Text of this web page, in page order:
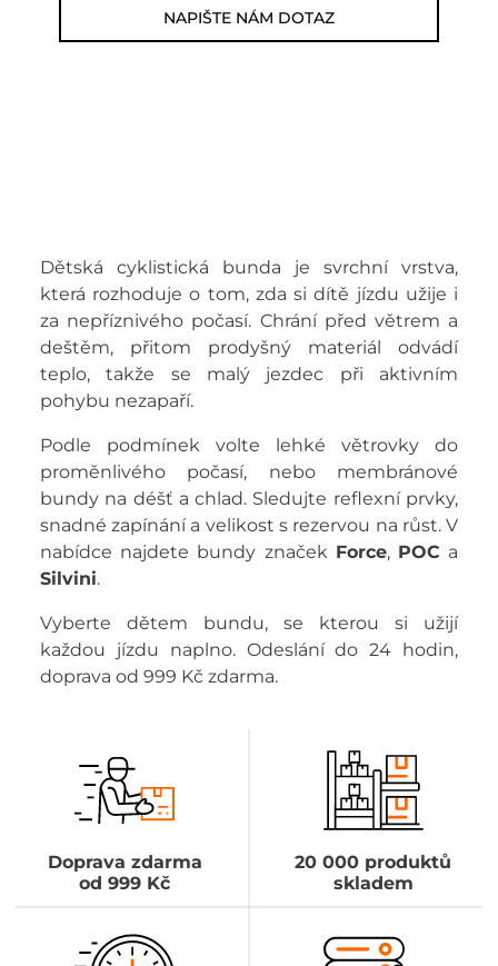
NAPIŠTE NÁM DOTAZ
Dětská cyklistická bunda je svrchní vrstva,
která rozhoduje o tom, zda si dítě jízdu užije i
za nepříznivého počasí. Chrání před větrem a
deštěm, přitom prodyšný materiál odvádí
teplo, takže se malý jezdec při aktivním
pohybu nezapaří.
Podle podmínek volte lehké větrovky do
proměnlivého počasí, nebo membránové
bundy na déšť a chlad. Sledujte reflexní prvky,
snadné zapínání a velikost s rezervou na růst. V
nabídce najdete bundy značek Force, POC a
Silvini.
Vyberte dětem bundu, se kterou si užijí
každou jízdu naplno. Odeslání do 24 hodin,
doprava od 999 Kč zdarma.
Doprava zdarma
od 999 Kč
20 000 produktů
skladem